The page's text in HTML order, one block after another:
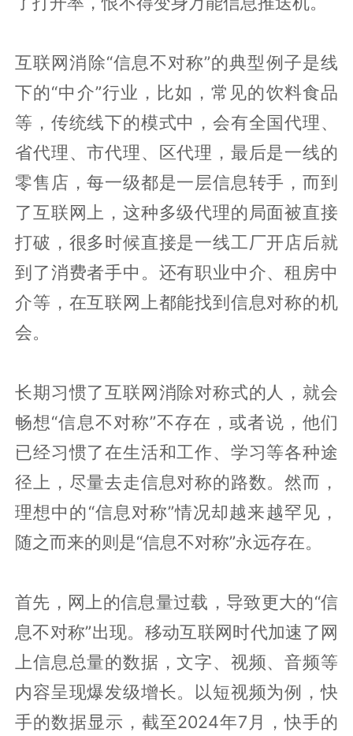
互联网消除“信息不对称”的典型例子是线
下的“中介”行业，比如，常见的饮料食品
等，传统线下的模式中，会有全国代理、
省代理、市代理、区代理，最后是一线的
零售店，每一级都是一层信息转手，而到
了互联网上，这种多级代理的局面被直接
打破，很多时候直接是一线工厂开店后就
到了消费者手中。还有职业中介、租房中
介等，在互联网上都能找到信息对称的机
会。
长期习惯了互联网消除对称式的人，就会
畅想“信息不对称”不存在，或者说，他们
已经习惯了在生活和工作、学习等各种途
径上，尽量去走信息对称的路数。然而，
理想中的“信息对称”情况却越来越罕见，
随之而来的则是“信息不对称”永远存在。
首先，网上的信息量过载，导致更大的“信
息不对称”出现。移动互联网时代加速了网
上信息总量的数据，文字、视频、音频等
内容呈现爆发级增长。以短视频为例，快
手的数据显示，截至2024年7月，快手的